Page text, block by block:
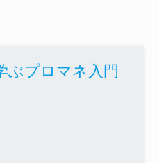
ぶプロマネ入門